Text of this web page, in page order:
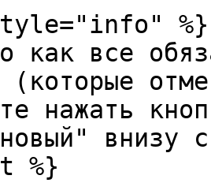
%}
как все
(которые
нажать
внизу
%}